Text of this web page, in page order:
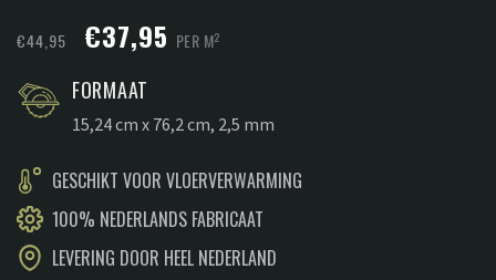
€44,95
Oorspronkelijke
prijs
was:
€37,95 Huidige
is:
PER M2
FORMAAT
15,24 cm x 76,2 cm, 2,5 mm
GESCHIKT VOOR VLOERVERWARMING
100% NEDERLANDS FABRICAAT
LEVERING DOOR HEEL NEDERLAND